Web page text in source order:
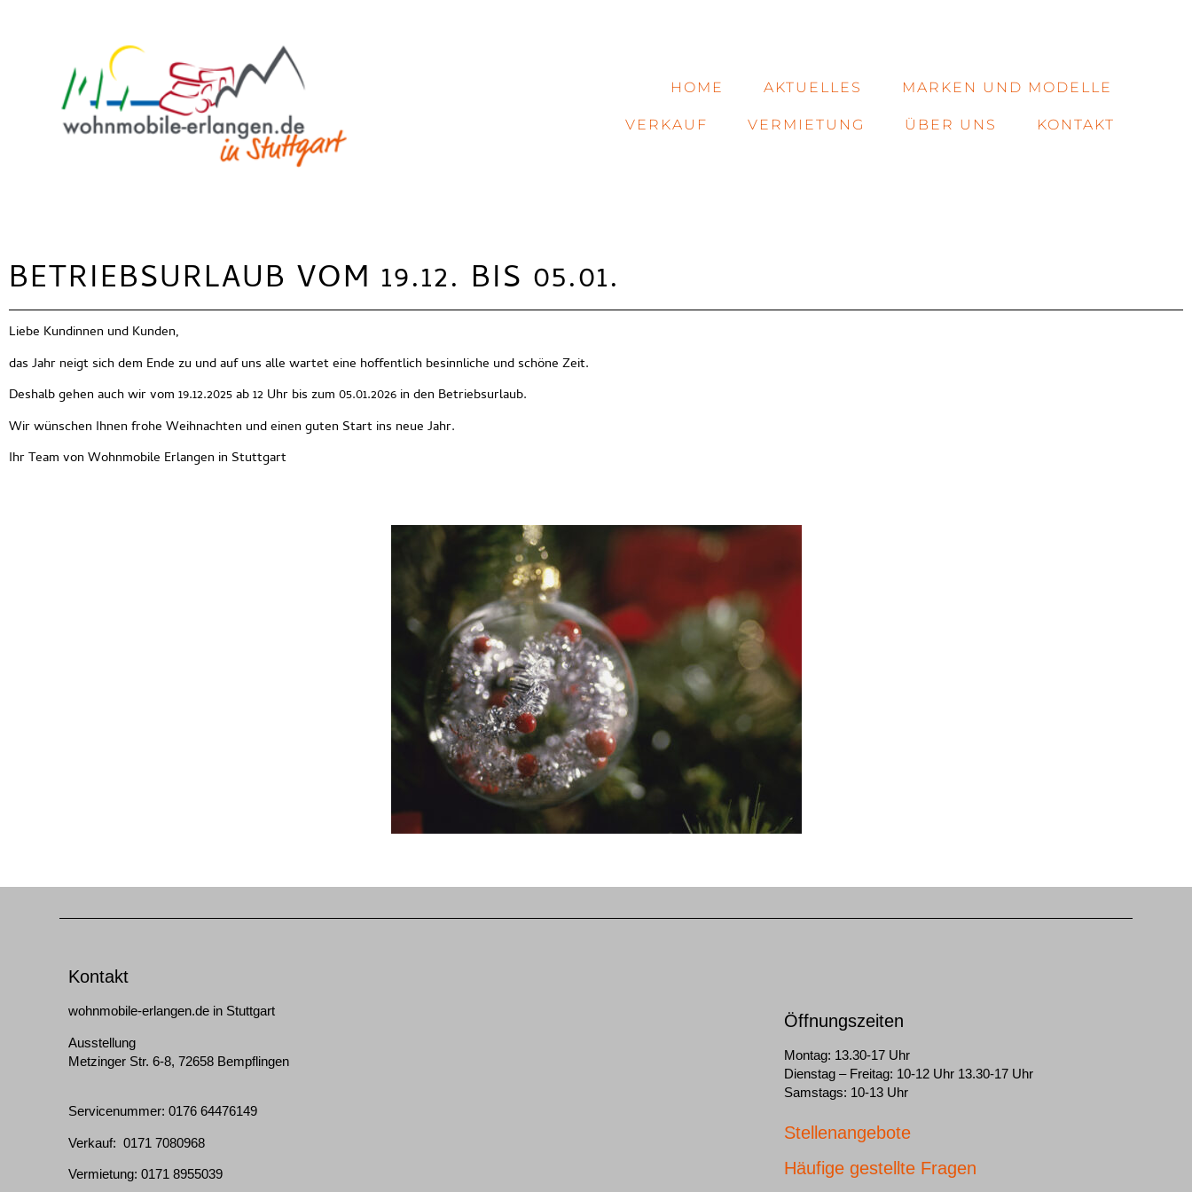
HOME AKTUELLES MARKEN UND MODELLE
VERKAUF VERMIETUNG ÜBER UNS KONTAKT
BETRIEBSURLAUB VOM 19.12. BIS 05.01.
Liebe Kundinnen und Kunden,
das Jahr neigt sich dem Ende zu und auf uns alle wartet eine hoffentlich besinnliche und schöne Zeit.
Deshalb gehen auch wir vom 19.12.2025 ab 12 Uhr bis zum 05.01.2026 in den Betriebsurlaub.
Wir wünschen Ihnen frohe Weihnachten und einen guten Start ins neue Jahr.
Ihr Team von Wohnmobile Erlangen in Stuttgart
Kontakt
wohnmobile-erlangen.de in Stuttgart
Ausstellung
Metzinger Str. 6-8, 72658 Bempflingen
Servicenummer: 0176 64476149
Verkauf: 0171 7080968
Vermietung: 0171 8955039
Öffnungszeiten
Montag: 13.30-17 Uhr
Dienstag – Freitag: 10-12 Uhr 13.30-17 Uhr
Samstags: 10-13 Uhr
Stellenangebote
Häufige gestellte Fragen